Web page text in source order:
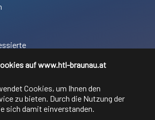
auf www.htl-braunau.at
Cookies, um Ihnen den
zu bieten. Durch die Nutzung der
sich damit einverstanden.